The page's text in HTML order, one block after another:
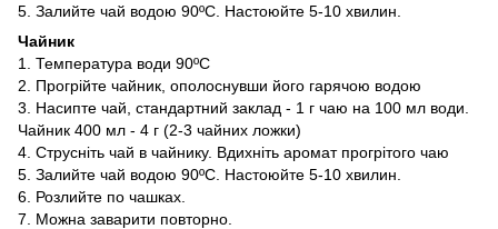
5. Залийте чай водою 90ºС. Настоюйте 5-10 хвилин.
Чайник
1. Температура води 90ºС
2. Прогрійте чайник, ополоснувши його гарячою водою
3. Насипте чай, стандартний заклад - 1 г чаю на 100 мл води.
Чайник 400 мл - 4 г (2-3 чайних ложки)
4. Струсніть чай в чайнику. Вдихніть аромат прогрітого чаю
5. Залийте чай водою 90ºС. Настоюйте 5-10 хвилин.
6. Розлийте по чашках.
7. Можна заварити повторно.